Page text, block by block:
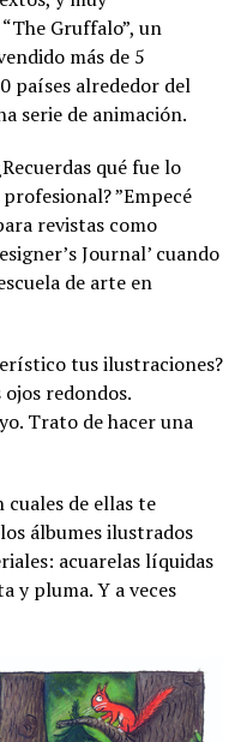
Gruffalo”, un
más de 5
países alrededor del
serie de animación.
qué fue lo
”Empecé
revistas como
Journal’ cuando
de arte en
tus ilustraciones?
redondos.
Trato de hacer una
cuales de ellas te
álbumes ilustrados
acuarelas líquidas
y pluma. Y a veces